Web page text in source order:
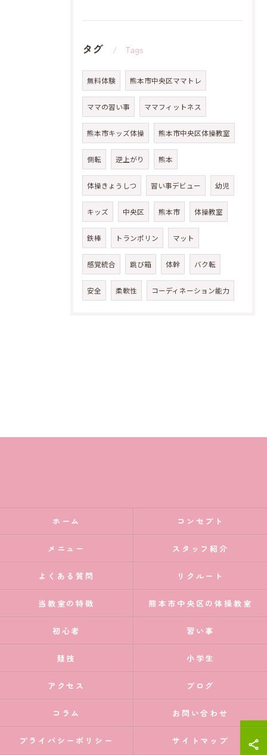
タグ Tags
無料体験 熊本市中央区ママトレ
ママの習い事 ママフィットネス
熊本市キッズ体操 熊本市中央区体操教室
側転 逆上がり 熊本
体操きょうしつ 習い事デビュー 幼児
キッズ 中央区 熊本市 体操教室
鉄棒 トランポリン マット
感覚統合 跳び箱 体幹 バク転
安全 柔軟性 コーディネーション能力
ホーム コンセプト
メニュー スタッフ紹介
よくある質問 リクルート
当教室の特徴 熊本市中央区の体操教室
初心者 習い事
競技 小学生
アクセス ブログ
コラム お問い合わせ
プライバシーポリシー サイトマップ